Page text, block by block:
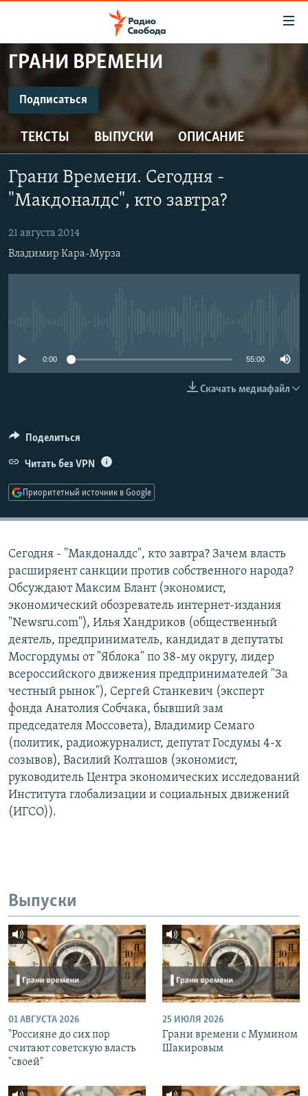
упрощенного
Вернуться
основному
содержанию
Вернутся
главной
Вернутся
поиску
ПРОГРАММЫ
ПОДКАСТЫ
МНЕНИЯ
КУЛЬТУРА
КАВКАЗ.РЕАЛИИ
СЕВЕР.РЕАЛИИ
ГРАНИ ВРЕМЕНИ
Подписаться
ПОДПИСАТЬСЯ
CastBox
Подписаться
ТЕКСТЫ ВЫПУСКИ ОПИСАНИЕ
Грани Времени. Сегодня -
"Макдоналдс", кто завтра?
21 августа 2014
Владимир Кара-Мурза
0:00 55:00
Скачать медиафайл
Поделиться
Читать без VPN
Приоритетный источник в Google
Сегодня - "Макдоналдс", кто завтра? Зачем власть
расширяент санкции против собственного народа?
Обсуждают Максим Блант (экономист,
экономический обозреватель интернет-издания
"Newsru.com"), Илья Хандриков (общественный
деятель, предприниматель, кандидат в депутаты
Мосгордумы от "Яблока" по 38-му округу, лидер
всероссийского движения предпринимателей "За
честный рынок"), Сергей Станкевич (эксперт
фонда Анатолия Собчака, бывший зам
председателя Моссовета), Владимир Семаго
(политик, радиожурналист, депутат Госдумы 4-х
созывов), Василий Колташов (экономист,
руководитель Центра экономических исследований
Института глобализации и социальных движений
(ИГСО)).
Выпуски
01 АВГУСТА 2026
"Россияне до сих пор
считают советскую власть
"своей"
25 ИЮЛЯ 2026
Грани времени с Мумином
Шакировым